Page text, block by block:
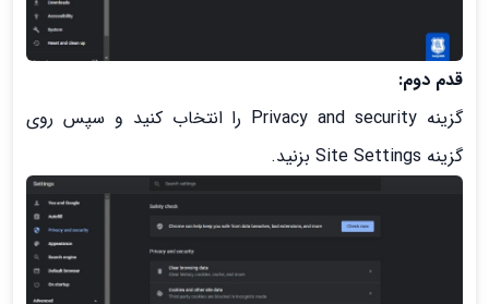
قدم دوم:
گزینه Privacy and security را انتخاب کنید و سپس روی
گزینه Site Settings بزنید.